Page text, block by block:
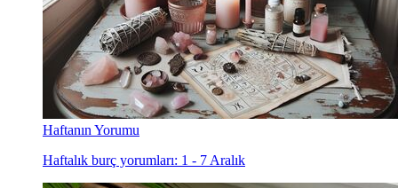
Haftanın Yorumu
Haftalık burç yorumları: 1 - 7 Aralık